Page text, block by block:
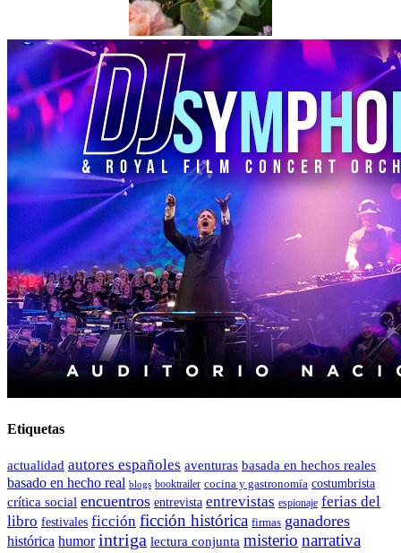
Etiquetas
actualidad autores españoles aventuras basada en hechos reales
basado en hecho real blogs booktrailer cocina y gastronomía costumbrista
crítica social encuentros entrevista entrevistas espionaje ferias del
libro festivales ficción ficción histórica firmas ganadores
histórica humor intriga lectura conjunta misterio narrativa